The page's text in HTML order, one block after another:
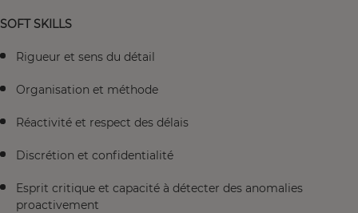
SOFT SKILLS
Rigueur et sens du détail
Organisation et méthode
Réactivité et respect des délais
Discrétion et confidentialité
Esprit critique et capacité à détecter des anomalies
proactivement